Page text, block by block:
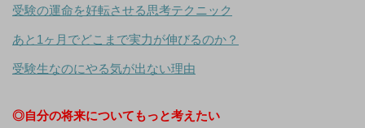
受験の運命を好転させる思考テクニック
あと1ヶ月でどこまで実力が伸びるのか？
受験生なのにやる気が出ない理由
◎自分の将来についてもっと考えたい